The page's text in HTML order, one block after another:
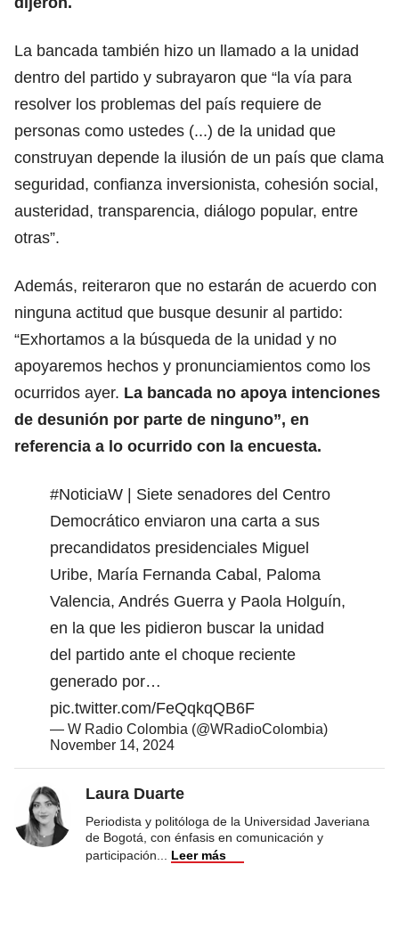
La bancada también hizo un llamado a la unidad
dentro del partido y subrayaron que “la vía para
resolver los problemas del país requiere de
personas como ustedes (...) de la unidad que
construyan depende la ilusión de un país que clama
seguridad, confianza inversionista, cohesión social,
austeridad, transparencia, diálogo popular, entre
otras”.
Además, reiteraron que no estarán de acuerdo con
ninguna actitud que busque desunir al partido:
“Exhortamos a la búsqueda de la unidad y no
apoyaremos hechos y pronunciamientos como los
ocurridos ayer. La bancada no apoya intenciones
de desunión por parte de ninguno”, en
referencia a lo ocurrido con la encuesta.
#NoticiaW | Siete senadores del Centro
Democrático enviaron una carta a sus
precandidatos presidenciales Miguel
Uribe, María Fernanda Cabal, Paloma
Valencia, Andrés Guerra y Paola Holguín,
en la que les pidieron buscar la unidad
del partido ante el choque reciente
generado por…
pic.twitter.com/FeQqkqQB6F
— W Radio Colombia (@WRadioColombia)
November 14, 2024
Laura Duarte
Periodista y politóloga de la Universidad Javeriana
de Bogotá, con énfasis en comunicación y
participación
Leer más